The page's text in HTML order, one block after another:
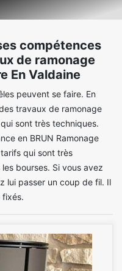
compétences
de ramonage
En Valdaine
peuvent se faire. En
travaux de ramonage
sont très techniques.
en BRUN Ramonage
qui sont très
bourses. Si vous avez
lui passer un coup de fil. Il
fixés.